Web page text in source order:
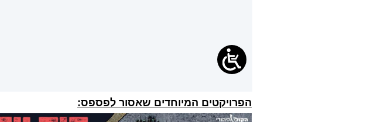
הפרויקטים המיוחדים שאסור לפספס: